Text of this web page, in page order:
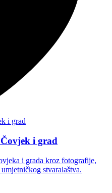
i grad
i grada kroz fotografije,
stvaralaštva.